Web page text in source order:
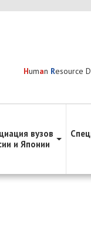
Human Resource
вузов
и Японии